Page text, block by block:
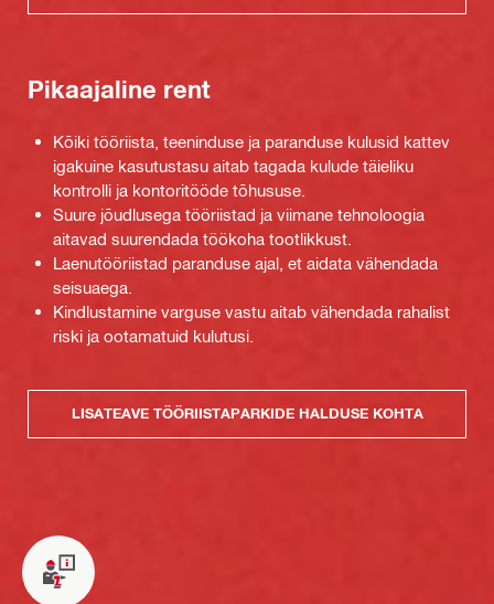
Pikaajaline rent
Kõiki tööriista, teeninduse ja paranduse kulusid kattev
igakuine kasutustasu aitab tagada kulude täieliku
kontrolli ja kontoritööde tõhususe.
Suure jõudlusega tööriistad ja viimane tehnoloogia
aitavad suurendada töökoha tootlikkust.
Laenutööriistad paranduse ajal, et aidata vähendada
seisuaega.
Kindlustamine varguse vastu aitab vähendada rahalist
riski ja ootamatuid kulutusi.
LISATEAVE TÖÖRIISTAPARKIDE HALDUSE KOHTA